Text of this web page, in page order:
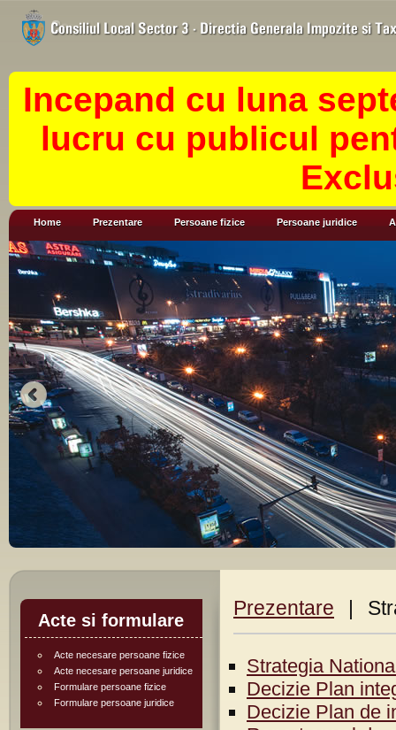
Incepand cu luna
lucru cu publicul
Home Prezentare Persoane fizice Persoane juridice
Acte si formulare
Acte necesare persoane fizice
Acte necesare persoane juridice
Formulare persoane fizice
Formulare persoane juridice
Prezentare |
Strategia
Decizie Plan
Decizie Plan de